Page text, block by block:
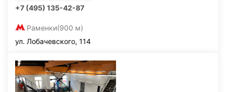
+7 (495) 135-42-87
Раменки(900 м)
ул. Лобачевского, 114